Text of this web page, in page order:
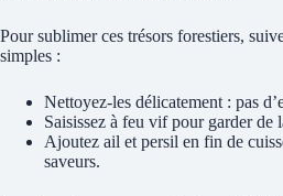
Pour sublimer ces trésors forestiers,
simples :
Nettoyez-les délicatement : pas
Saisissez à feu vif pour garder de
Ajoutez ail et persil en fin de
saveurs.